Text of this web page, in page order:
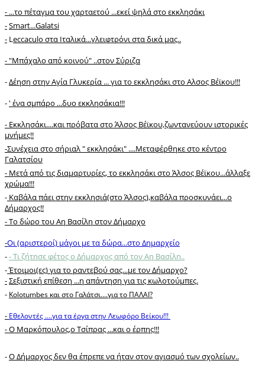
- ...το πέταγμα του χαρταετού ...εκεί ψηλά στο εκκλησάκι
-Smart...Galatsi
- L eccaculo στα Ιταλικά...γλειφτρόνι στα δικά μας..
- "Mπάχαλο από κοινού" ..στον Σύριζα
-Δέηση στην Αγία Γλυκερία ... για το εκκλησάκι στο Αλσος Βέϊκου!!!
-' ένα σμπάρο ...δυο εκκλησάκια!!!
- Εκκλησάκι....και πρόβατα στο Άλσος Βέϊκου,ζωντανεύουν ιστορικές
μνήμες!!
-Συνέχεια στο σήριαλ " εκκλησάκι" ....Μεταφέρθηκε στο κέντρο
Γαλατσίου
- Μετά από τις διαμαρτυρίες, τo εκκλησάκι στο Άλσος Βέϊκου...άλλαξε
χρώμα!!!
- Καβάλα πάει στην εκκλησιά(στο Άλσος),καβάλα προσκυνάει...ο
Δήμαρχος!!
-Το δώρο του Αη Βασίλη στον Δήμαρχο
-Οι (αριστεροί) μάγοι με τα δώρα...στο Δημαρχείο
-- Τι ζήτησε φέτος ο Δήμαρχος από τον Αη Βασίλη..
-Έτοιμοι(ες) για το ραντεβού σας...με τον Δήμαρχο?
-Σεξιστική επίθεση ...η απάντηση για τις κωλοτούμπες.
- Kolotumbes και στο Γαλάτσι....για το ΠΑΛΑΙ?
- Εθελοντές ....για τα έργα στην Λεωφόρο Βείκου!!!
- Ο Μαρκόπουλος,ο Τσίπρας ...και ο έρπης!!!
-Ο Δήμαρχος δεν θα έπρεπε να ήταν στον αγιασμό των σχολείων..